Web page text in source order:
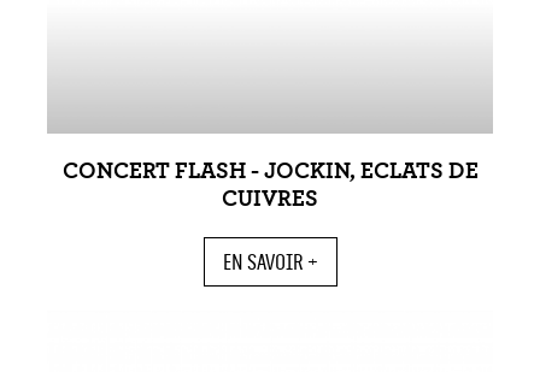
CONCERT FLASH - JOCKIN, ECLATS DE
CUIVRES
EN SAVOIR +